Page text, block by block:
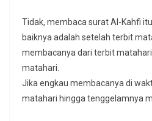
Tidak, membaca surat Al-Kahfi
baiknya adalah setelah terbit
membacanya dari terbit
matahari.
Jika engkau membacanya di
matahari hingga tenggelamnya